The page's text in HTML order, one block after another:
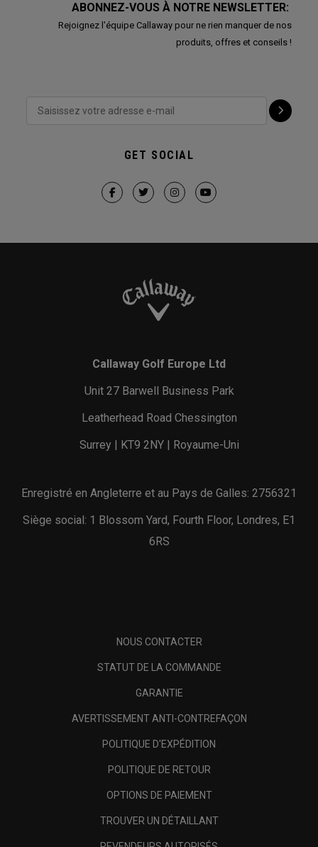
ABONNEZ-VOUS À NOTRE NEWSLETTER:
Rejoignez l'équipe Callaway pour ne rien manquer de nos
produits, offres et conseils !
GET SOCIAL
Callaway Golf Europe Ltd
Unit 27 Barwell Business Park
Leatherhead Road Chessington
Surrey | KT9 2NY | Royaume-Uni
Enregistré en Angleterre et au Pays de Galles: 2756321
Siège social: 1 Blossom Yard, Fourth Floor, Londres, E1
6RS
NOUS CONTACTER
STATUT DE LA COMMANDE
GARANTIE
AVERTISSEMENT ANTI-CONTREFAÇON
POLITIQUE D'EXPÉDITION
POLITIQUE DE RETOUR
OPTIONS DE PAIEMENT
TROUVER UN DÉTAILLANT